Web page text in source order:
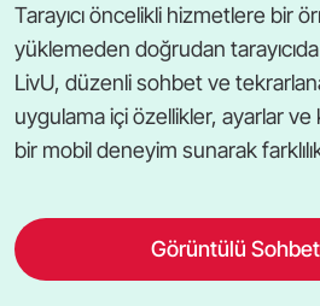
Tarayıcı öncelikli hizmetlere bir
yüklemeden doğrudan
LivU, düzenli sohbet ve
uygulama içi özellikler, ayarlar ve
bir mobil deneyim sunarak
Görüntülü